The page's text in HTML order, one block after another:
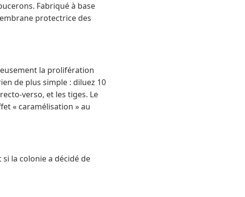
Fabriqué à base
protectrice des
la prolifération
de plus simple : diluez 10
verso, et les tiges. Le
« caramélisation » au
la colonie a décidé de